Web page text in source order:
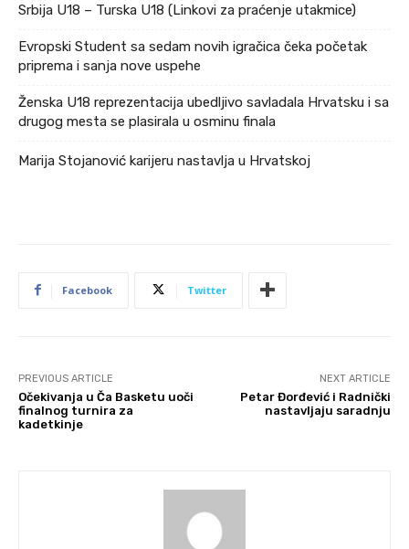
Srbija U18 – Turska U18 (Linkovi za praćenje utakmice)
Evropski Student sa sedam novih igračica čeka početak
priprema i sanja nove uspehe
Ženska U18 reprezentacija ubedljivo savladala Hrvatsku i sa
drugog mesta se plasirala u osminu finala
Marija Stojanović karijeru nastavlja u Hrvatskoj
Facebook Twitter
PREVIOUS ARTICLE
Očekivanja u Ča Basketu uoči
finalnog turnira za
kadetkinje
NEXT ARTICLE
Petar Đorđević i Radnički
nastavljaju saradnju